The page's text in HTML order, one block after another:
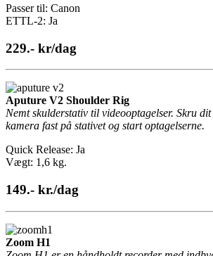
Passer til: Canon
ETTL-2: Ja
229.- kr/dag
Aputure V2 Shoulder Rig
Nemt skulderstativ til videooptagelser. Skru
kamera fast på stativet og start optagelserne.
Quick Release: Ja
Vægt: 1,6 kg.
149.- kr./dag
Zoom H1